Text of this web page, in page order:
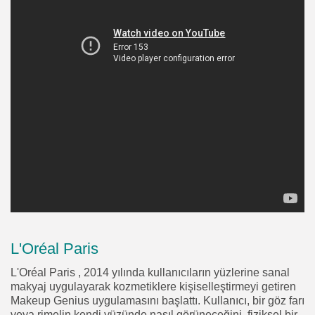
L'Oréal Paris
L'Oréal Paris , 2014 yılında kullanıcıların yüzlerine sanal
makyaj uygulayarak kozmetiklere kişiselleştirmeyi getiren
Makeup Genius uygulamasını başlattı. Kullanıcı, bir göz farı